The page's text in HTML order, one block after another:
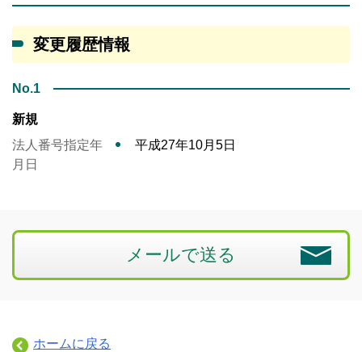
変更履歴情報
No.1
新規
法人番号指定年
月日
平成27年10月5日
メールで送る
ホームに戻る